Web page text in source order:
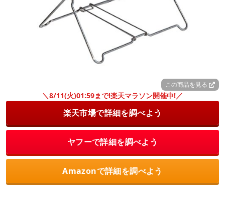
この商品を見る
＼8/11(火)01:59まで!楽天マラソン開催中!／
楽天市場で詳細を調べよう
ヤフーで詳細を調べよう
Amazonで詳細を調べよう